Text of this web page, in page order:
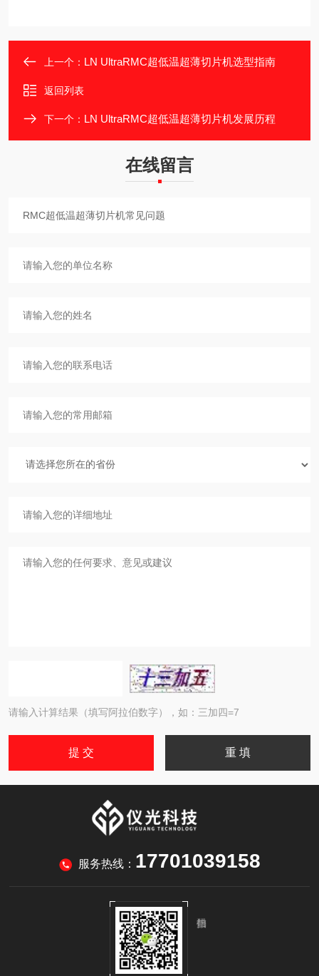
上一个： LN UltraRMC超低温超薄切片机选型指南
返回列表
下一个： LN UltraRMC超低温超薄切片机发展历程
在线留言
请输入计算结果（填写阿拉伯数字），如：三加四=7
服务热线： 17701039158